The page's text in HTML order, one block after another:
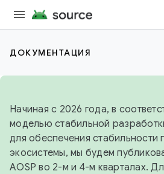
ДОКУМЕНТАЦИЯ
Начиная с 2026 года, в
моделью стабильной
для обеспечения стабильности
экосистемы, мы будем
AOSP во 2-м и 4-м кварталах.